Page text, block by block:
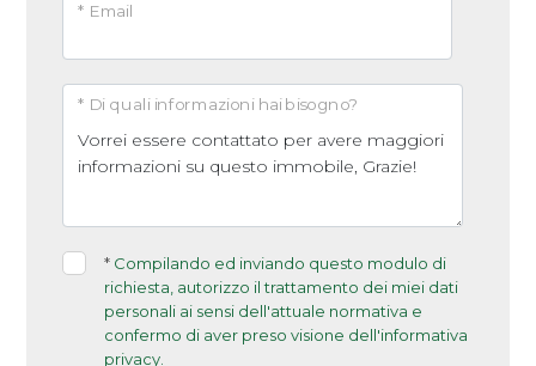
* Email
* Di quali informazioni hai bisogno?
* Compilando ed inviando questo modulo di
richiesta, autorizzo il trattamento dei miei dati
personali ai sensi dell'attuale normativa e
confermo di aver preso visione dell'informativa
privacy.